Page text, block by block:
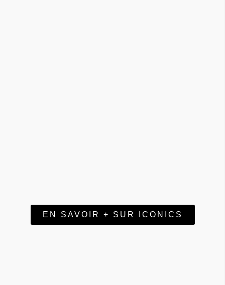
EN SAVOIR + SUR ICONICS